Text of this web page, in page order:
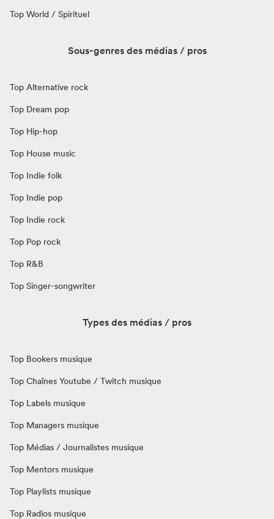
Top World / Spirituel
Sous-genres des médias / pros
Top Alternative rock
Top Dream pop
Top Hip-hop
Top House music
Top Indie folk
Top Indie pop
Top Indie rock
Top Pop rock
Top R&B
Top Singer-songwriter
Types des médias / pros
Top Bookers musique
Top Chaînes Youtube / Twitch musique
Top Labels musique
Top Managers musique
Top Médias / Journalistes musique
Top Mentors musique
Top Playlists musique
Top Radios musique